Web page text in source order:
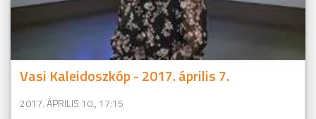
Vasi Kaleidoszkóp - 2017. április 7.
2017. ÁPRILIS 10., 17:15